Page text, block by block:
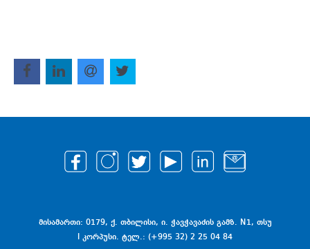
მისამართი: 0179, ქ. თბილისი, ი. ჭავჭავაძის გამზ. N1, თსუ
I კორპუსი. ტელ.: (+995 32) 2 25 04 84